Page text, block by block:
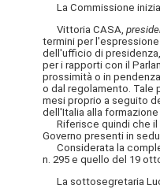
La Commissione
Vittoria CASA,
termini per
dell'ufficio di
per i rapporti con il
prossimità o in
o dal regolamento. Tale
mesi proprio a seguito
dell'Italia alla
Riferisce quindi che il
Governo presenti in
Considerata la
n. 295 e quello del 19
La sottosegretaria